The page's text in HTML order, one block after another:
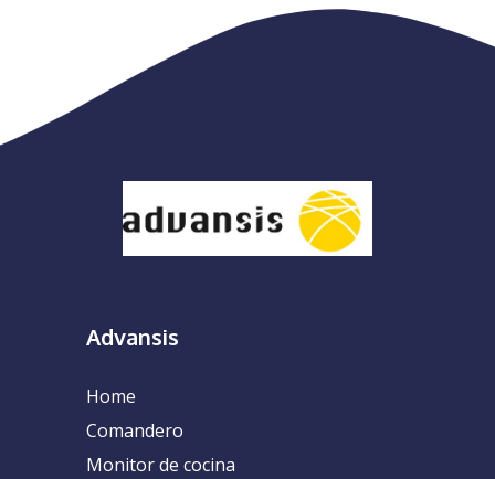
Advansis
Home
Comandero
Monitor de cocina